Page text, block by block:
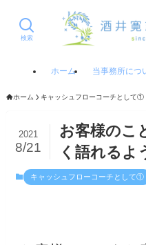
検索
ホーム 当事務所につ
ホーム キャッシュフローコーチとして①
お客様のこ
く語れるよ
2021
8/21
キャッシュフローコーチとして①